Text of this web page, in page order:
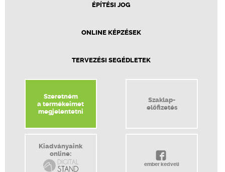
ÉPÍTÉSI JOG
ONLINE KÉPZÉSEK
TERVEZÉSI SEGÉDLETEK
Szeretném
a termékeimet
megjelentetni
Szaklap-
előfizetés
Kiadványaink
online:
ember kedveli